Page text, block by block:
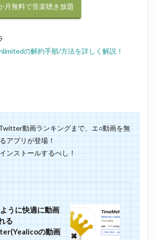
月無料で音楽聴き放題
の解約手順/方法を詳しく解説！
動画ランキングまで、エ○動画を無
アプリが登場！
ンストールするべし！
うに快適に動画
る
の動画